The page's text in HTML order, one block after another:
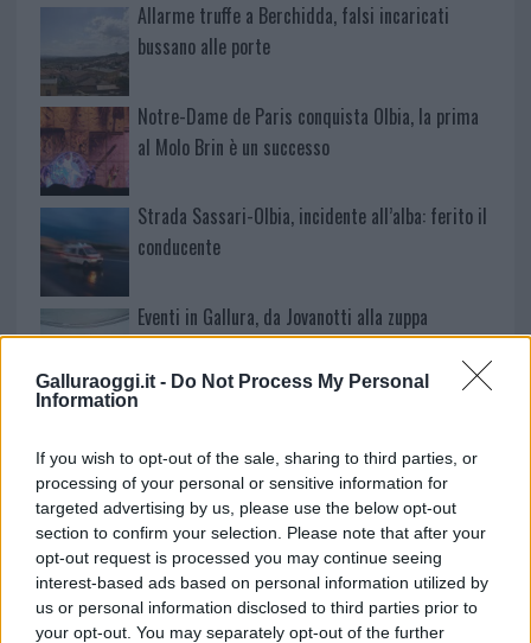
Galluraoggi.it - Do Not Process My Personal
Information
If you wish to opt-out of the sale, sharing to third parties, or
processing of your personal or sensitive information for
targeted advertising by us, please use the below opt-out
section to confirm your selection. Please note that after your
opt-out request is processed you may continue seeing
interest-based ads based on personal information utilized by
us or personal information disclosed to third parties prior to
your opt-out. You may separately opt-out of the further
Allarme truffe a Berchidda, falsi incaricati
bussano alle porte
Notre-Dame de Paris conquista Olbia, la prima
al Molo Brin è un successo
Strada Sassari-Olbia, incidente all’alba: ferito il
conducente
Eventi in Gallura, da Jovanotti alla zuppa
gallurese: gli appuntamenti da non perdere
sequestri a Olbia e Arzachena
È morto Francesco Guccini, il maestro che si
tenne lontano dalla Costa Smeralda